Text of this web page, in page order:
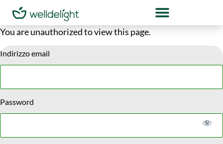
You are unauthorized to view this page.
Indirizzo email
Password